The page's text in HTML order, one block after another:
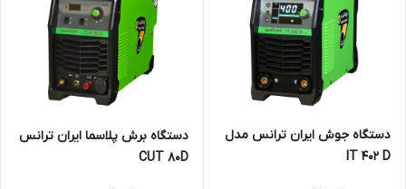
دستگاه جوش ایران ترانس مدل
IT 402 D
دستگاه برش پلاسما ایران ترانس
CUT 80D